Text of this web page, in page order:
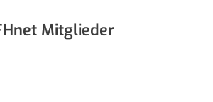
Mitglieder